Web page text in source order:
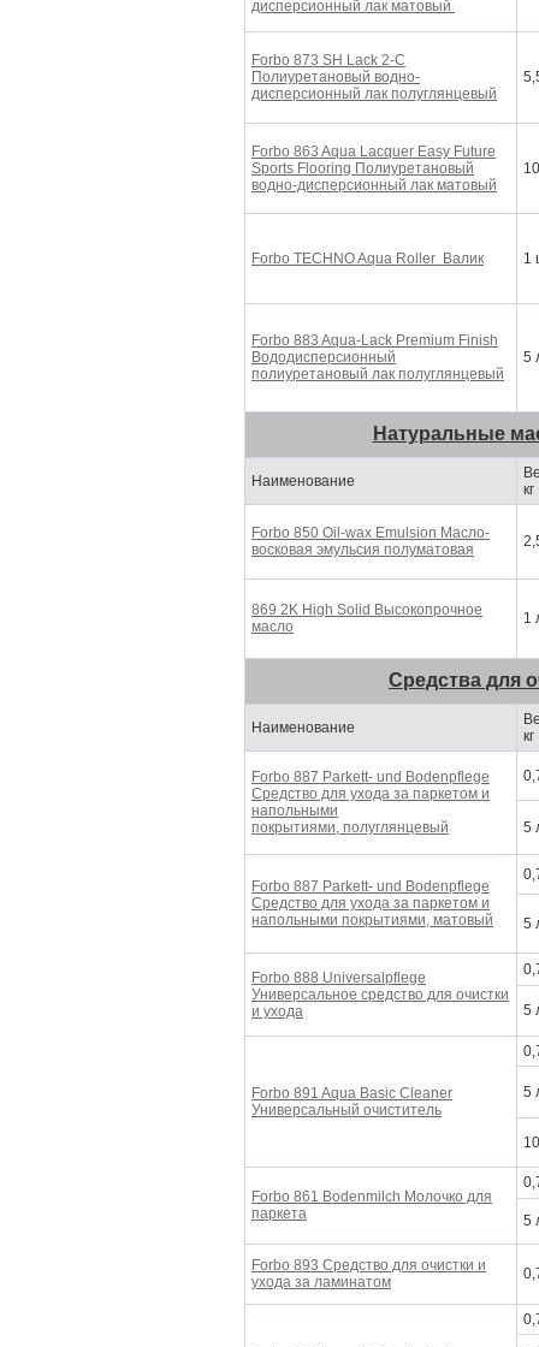
дисперсионный лак матовый
Forbo 873 SH Lack 2-C
Полиуретановый водно-
дисперсионный лак полуглянцевый
Forbo 863 Aqua Lacquer Easy Future
Sports Flooring Полиуретановый
водно-дисперсионный лак матовый
Forbo TECHNO Aqua Roller Валик 1
Forbo 883 Aqua-Lack Premium Finish
Вододисперсионный
полиуретановый лак полуглянцевый
5
Натуральные
Наименование
кг
Forbo 850 Oil-wax Emulsion Масло-
восковая эмульсия полуматовая
869 2K High Solid Высокопрочное
масло
1
Средства для
Наименование
кг
Forbo 887 Parkett- und Bodenpflege
Средство для ухода за паркетом и
напольными
покрытиями, полуглянцевый 5
Forbo 887 Parkett- und Bodenpflege
Средство для ухода за паркетом и
напольными покрытиями, матовый 5
Forbo 888 Universalpflege
Универсальное средство для очистки
и ухода
5
Forbo 891 Aqua Basic Cleaner
Универсальный очиститель
5
Forbo 861 Bodenmilch Молочко для
паркета
5
Forbo 893 Средство для очистки и
ухода за ламинатом